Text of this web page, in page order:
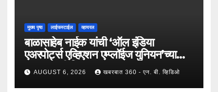
मुख्य पृष्ठ लाईफस्टाईल व्हायरल
बाळासाहेब नाईक यांची ‘ऑल इंडिया
एअरपोर्ट्स एव्हिएशन एम्प्लॉईज युनियन’च्या
उपाध्यक्षपदी निवड !
AUGUST 6, 2026 खबरबात 360 - एन. बी. व्हिडिओ